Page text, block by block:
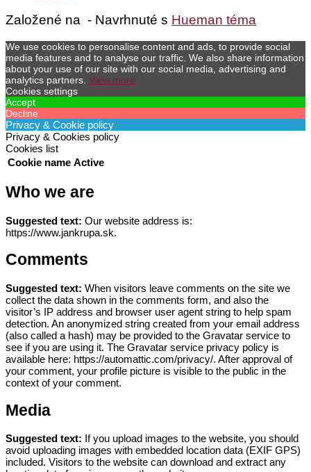
Založené na - Navrhnuté s Hueman téma
We use cookies to personalise content and ads, to provide social
media features and to analyse our traffic. We also share information
about your use of our site with our social media, advertising and
analytics partners. View more
Cookies settings
Accept
Decline
Privacy & Cookie policy
Privacy & Cookies policy
Cookies list
Cookie name Active
Who we are
Suggested text: Our website address is:
https://www.jankrupa.sk.
Comments
Suggested text: When visitors leave comments on the site we
collect the data shown in the comments form, and also the
visitor’s IP address and browser user agent string to help spam
detection. An anonymized string created from your email address
(also called a hash) may be provided to the Gravatar service to
see if you are using it. The Gravatar service privacy policy is
available here: https://automattic.com/privacy/. After approval of
your comment, your profile picture is visible to the public in the
context of your comment.
Media
Suggested text: If you upload images to the website, you should
avoid uploading images with embedded location data (EXIF GPS)
included. Visitors to the website can download and extract any